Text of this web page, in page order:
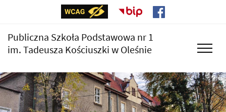
Publiczna Szkoła Podstawowa nr 1
im. Tadeusza Kościuszki w Oleśnie